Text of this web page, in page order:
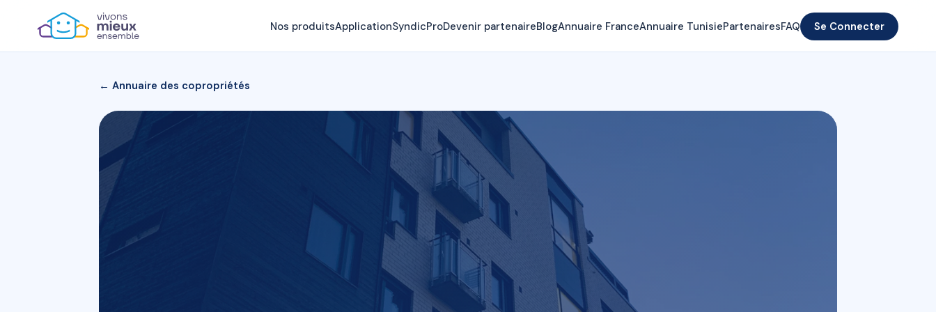
Nos produitsApplicationSyndicProDevenir partenaireBlogAnnuaire FranceAnnuaire TunisiePartenairesFAQ Se Connecter
← Annuaire des copropriétés